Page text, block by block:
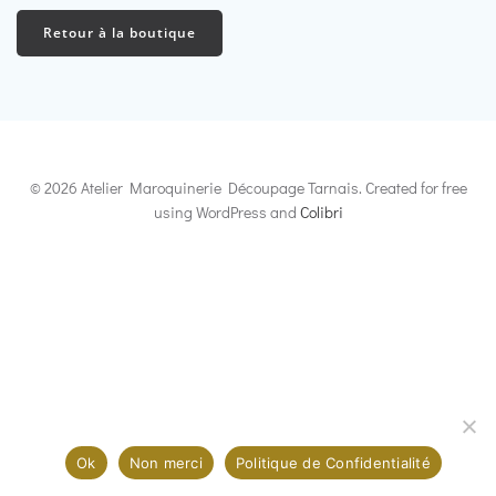
Retour à la boutique
© 2026 Atelier Maroquinerie Découpage Tarnais. Created for free
using WordPress and Colibri
Ok
Non merci Politique de Confidentialité